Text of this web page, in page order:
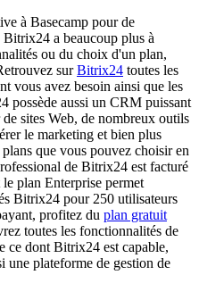
à Basecamp pour de
Bitrix24 a beaucoup plus à
ou du choix d'un plan,
surBitrix24 toutes les
vous avez besoin ainsi que les
possède aussi un CRM puissant
sites Web, de nombreux outils
le marketing et bien plus
que vous pouvez choisir en
de Bitrix24 est facturé
plan Enterprise permet
Bitrix24 pour 250 utilisateurs
profitez du plan gratuit
toutes les fonctionnalités de
ce dont Bitrix24 est capable,
une plateforme de gestion de